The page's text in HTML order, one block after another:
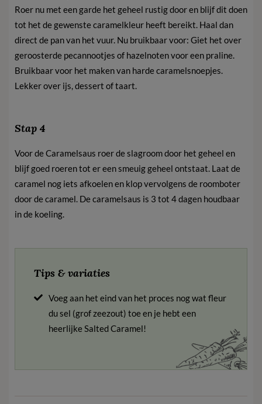
Roer nu met een garde het geheel rustig door en blijf dit doen
tot het de gewenste caramelkleur heeft bereikt. Haal dan
direct de pan van het vuur. Nu bruikbaar voor: Giet het over
geroosterde pecannootjes of hazelnoten voor een praline.
Bruikbaar voor het maken van harde caramelsnoepjes.
Lekker over ijs, dessert of taart.
Stap 4
Voor de Caramelsaus roer de slagroom door het geheel en
blijf goed roeren tot er een smeuig geheel ontstaat. Laat de
caramel nog iets afkoelen en klop vervolgens de roomboter
door de caramel. De caramelsaus is 3 tot 4 dagen houdbaar
in de koeling.
Tips & variaties
Voeg aan het eind van het proces nog wat fleur
du sel (grof zeezout) toe en je hebt een
heerlijke Salted Caramel!